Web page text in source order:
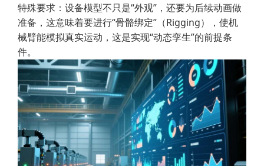
特殊要求：设备模型不只是“外观”，还要为后续动画做
准备，这意味着要进行“骨骼绑定”（Rigging），使机
械臂能模拟真实运动，这是实现“动态孪生”的前提条
件。